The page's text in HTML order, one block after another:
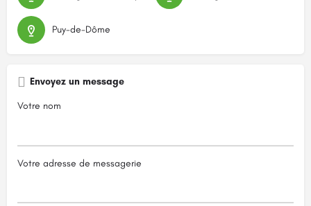
Puy-de-Dôme
Envoyez un message
Votre nom
Votre adresse de messagerie